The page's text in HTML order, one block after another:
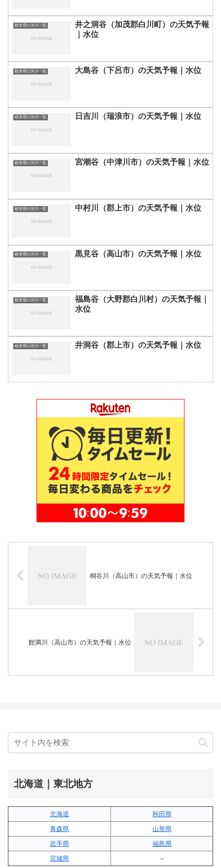
岐阜県の河川一覧
井之洞谷（加茂郡白川町）の天気予報
｜水位
岐阜県の河川一覧 大島谷（下呂市）の天気予報｜水位
岐阜県の河川一覧 日吉川（瑞浪市）の天気予報｜水位
岐阜県の河川一覧 宮潮谷（中津川市）の天気予報｜水位
岐阜県の河川一覧 中村川（郡上市）の天気予報｜水位
岐阜県の河川一覧 黒見谷（高山市）の天気予報｜水位
岐阜県の河川一覧
福島谷（大野郡白川村）の天気予報｜
水位
岐阜県の河川一覧 井洞谷（郡上市）の天気予報｜水位
桐谷川（高山市）の天気予報｜水位
館満川（高山市）の天気予報｜水位
北海道｜東北地方
北海道
秋田県
青森県
山形県
岩手県
福島県
宮城県
–